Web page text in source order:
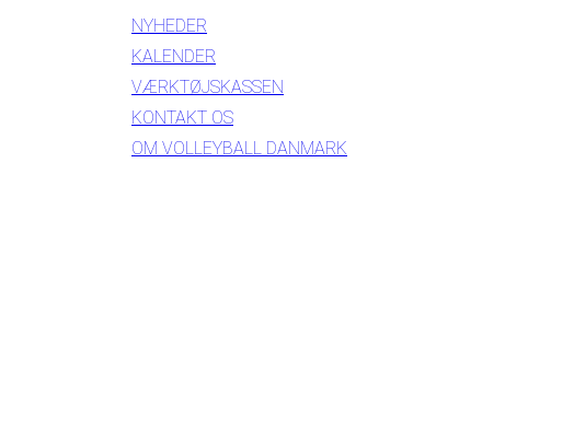
NYHEDER
KALENDER
VÆRKTØJSKASSEN
KONTAKT OS
OM VOLLEYBALL DANMARK